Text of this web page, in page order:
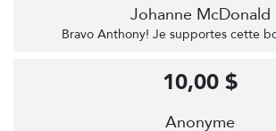
Johanne McDonald
Bravo Anthony! Je supportes cette
Anonyme
10,00 $